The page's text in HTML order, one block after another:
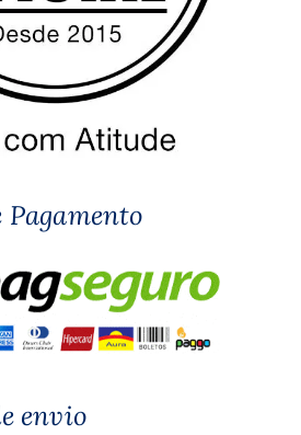
Pagamento
envio